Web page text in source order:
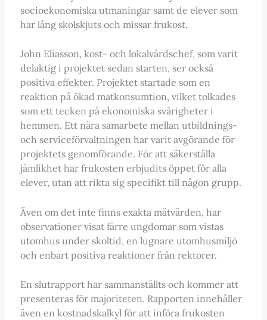
socioekonomiska utmaningar samt de elever som
har lång skolskjuts och missar frukost.
John Eliasson, kost- och lokalvårdschef, som varit
delaktig i projektet sedan starten, ser också
positiva effekter. Projektet startade som en
reaktion på ökad matkonsumtion, vilket tolkades
som ett tecken på ekonomiska svårigheter i
hemmen. Ett nära samarbete mellan utbildnings-
och serviceförvaltningen har varit avgörande för
projektets genomförande. För att säkerställa
jämlikhet har frukosten erbjudits öppet för alla
elever, utan att rikta sig specifikt till någon grupp.
Även om det inte finns exakta mätvärden, har
observationer visat färre ungdomar som vistas
utomhus under skoltid, en lugnare utomhusmiljö
och enbart positiva reaktioner från rektorer.
En slutrapport har sammanställts och kommer att
presenteras för majoriteten. Rapporten innehåller
även en kostnadskalkyl för att införa frukosten